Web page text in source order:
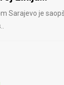
Sarajevo je